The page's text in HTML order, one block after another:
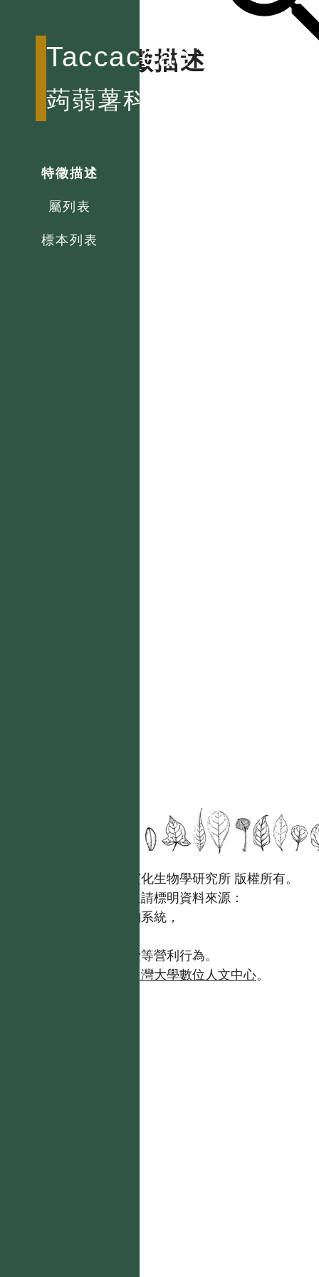
Taccaceae
蒟蒻薯科
特徵描述
屬列表
標本列表
特徵描述
國立台灣大學生態學與演化生物學研究所 版權所有。
歡迎引用本網站資料，並請標明資料來源：
【台灣植物資訊整合查詢系統，
且不得有收取資料查詢費等營利行為。
台灣大學數位人文中心。